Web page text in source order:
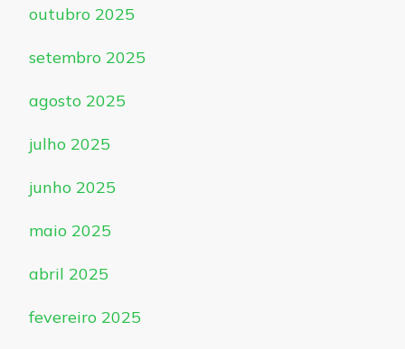
outubro 2025
setembro 2025
agosto 2025
julho 2025
junho 2025
maio 2025
abril 2025
fevereiro 2025